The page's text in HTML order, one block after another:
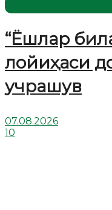
“Ёшлар
лойиҳаси
учрашув
07.08.2026
10